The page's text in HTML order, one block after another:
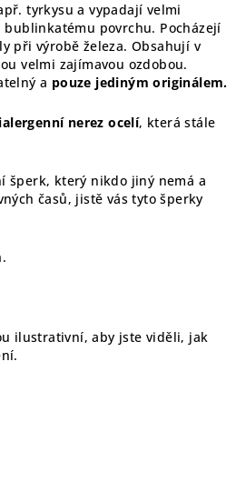
tyrkysu a vypadají velmi
bublinkatému povrchu. Pocházejí
při výrobě železa. Obsahují v
velmi zajímavou ozdobou.
a pouze jediným originálem.
nerez ocelí, která stále
šperk, který nikdo jiný nemá a
časů, jistě vás tyto šperky
.
ilustrativní, aby jste viděli, jak